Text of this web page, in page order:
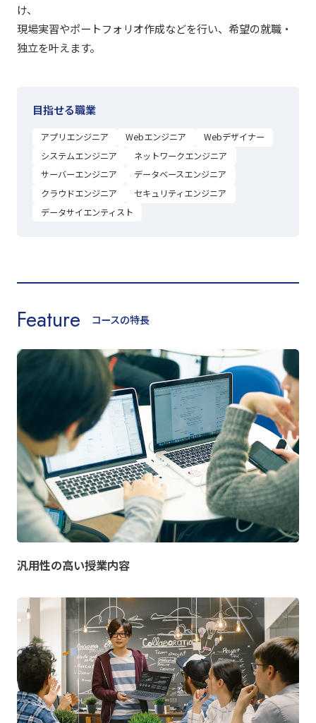
け、
現場実習やポートフォリオ作成などを行い、希望の就職・
独立を叶えます。
目指せる職業
アプリエンジニア Webエンジニア
Webデザイナー
システムエンジニア
ネットワークエンジニア
サーバーエンジニア
データベースエンジニア
クラウドエンジニア
セキュリティエンジニア
データサイエンティスト
Feature コースの特長
汎用性の高い授業内容